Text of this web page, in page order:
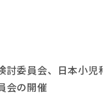
委員会、日本小
会の開催